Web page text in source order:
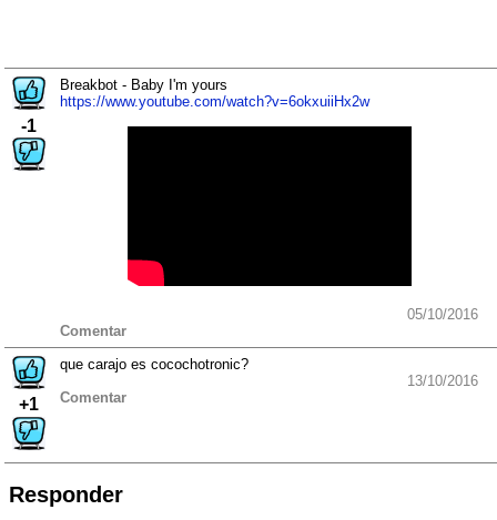
-1
Breakbot - Baby I'm yours
https://www.youtube.com/watch?v=6okxuiiHx2w
05/10/2016
Comentar
+1
que carajo es cocochotronic?
13/10/2016
Comentar
Responder